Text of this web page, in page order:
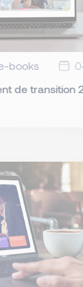
books
de transition